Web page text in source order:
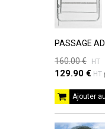
PASSAGE
160.00 €
HT
129.90 € HT
Ajouter